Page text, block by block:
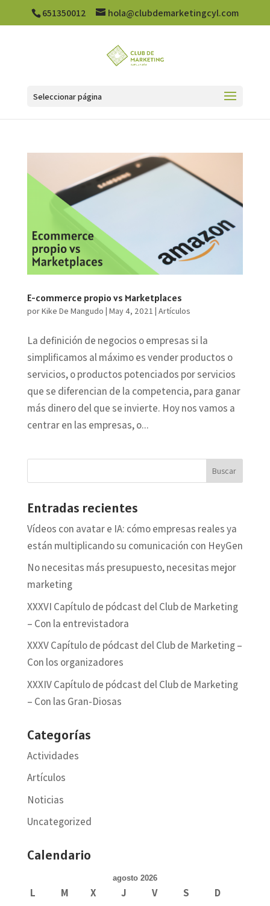
651350012 hola@clubdemarketingcyl.com
Seleccionar página
E-commerce propio vs Marketplaces
porKike De Mangudo | May 4, 2021 | Artículos
La definición de negocios o empresas si la
simplificamos al máximo es vender productos o
servicios, o productos potenciados por servicios
que se diferencian de la competencia, para ganar
más dinero del que se invierte. Hoy nos vamos a
centrar en las empresas, o...
Entradas recientes
Vídeos con avatar e IA: cómo empresas reales ya
están multiplicando su comunicación con HeyGen
No necesitas más presupuesto, necesitas mejor
marketing
XXXVI Capítulo de pódcast del Club de Marketing
– Con la entrevistadora
XXXV Capítulo de pódcast del Club de Marketing –
Con los organizadores
XXXIV Capítulo de pódcast del Club de Marketing
– Con las Gran-Diosas
Categorías
Actividades
Artículos
Noticias
Uncategorized
Calendario
agosto 2026
L M X J V S
D